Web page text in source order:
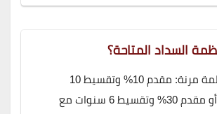
السداد المتاحة؟
ثلاثة أنظمة مرنة: مقدم 10% وتقسيط 10
سنوات، أو مقدم 30% وتقسيط 6 سنوات مع